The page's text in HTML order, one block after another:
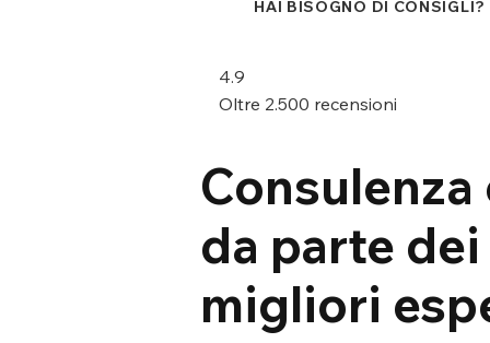
HAI BISOGNO DI CONSIGLI?
4.9
Oltre 2.500 recensioni
Consulenza
da parte dei
migliori